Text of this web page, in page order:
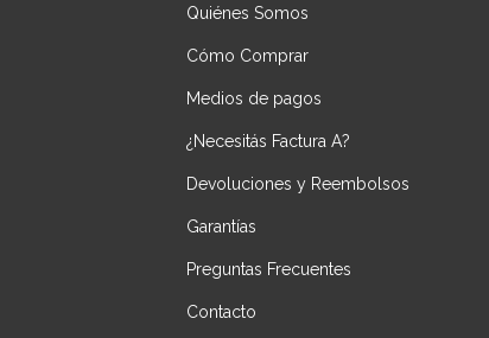
Quiénes Somos
Cómo Comprar
Medios de pagos
¿Necesitás Factura A?
Devoluciones y Reembolsos
Garantías
Preguntas Frecuentes
Contacto